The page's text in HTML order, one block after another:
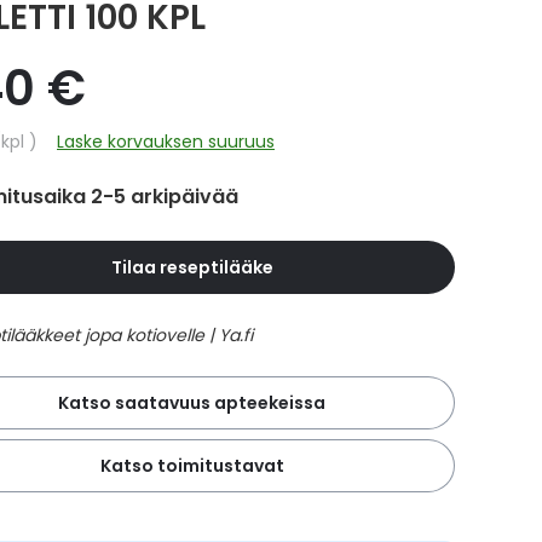
100 KPL
€
Laske korvauksen suuruus
2-5 arkipäivää
Tilaa reseptilääke
Katso saatavuus apteekeissa
Katso toimitustavat